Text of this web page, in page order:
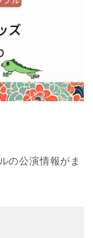
の公演情報がま